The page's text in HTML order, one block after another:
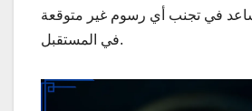
في تجنب أي رسوم غير متوقعة
في المستقبل.